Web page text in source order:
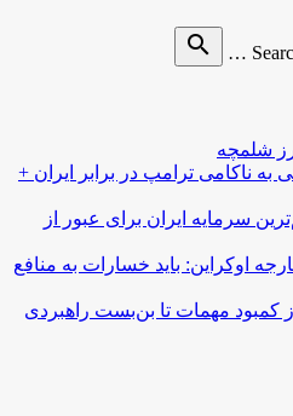
search
شلمچه
به ناکامی ترامپ در برابر ایران +
سرمایه ایران برای عبور از
اوکراین: باید خسارات به منافع
کمبود مهمات تا بن‌بست راهبردی